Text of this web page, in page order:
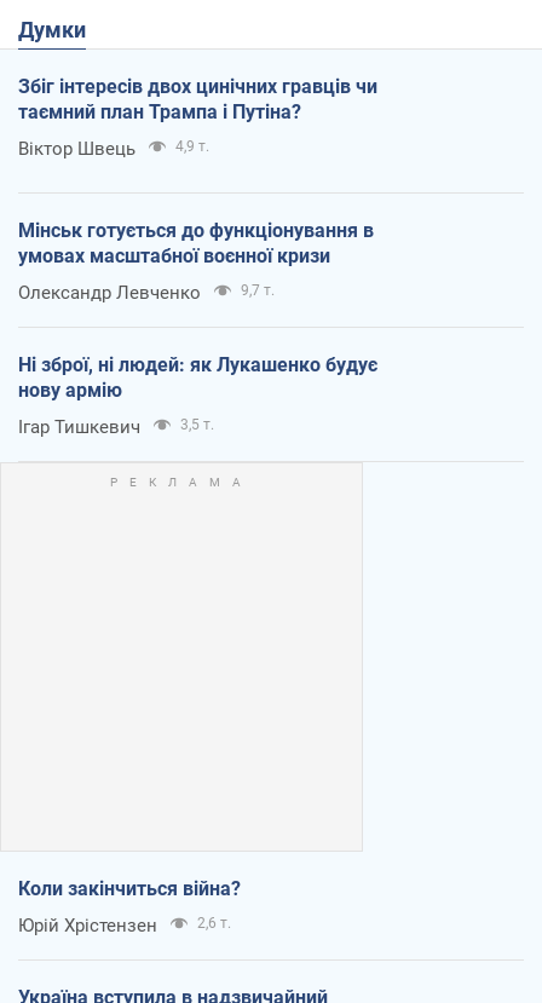
Думки
Збіг інтересів двох цинічних гравців чи
таємний план Трампа і Путіна?
Віктор Швець 4,9 т.
Мінськ готується до функціонування в
умовах масштабної воєнної кризи
Олександр Левченко 9,7 т.
Ні зброї, ні людей: як Лукашенко будує
нову армію
Ігар Тишкевич 3,5 т.
Коли закінчиться війна?
Юрій Хрістензен 2,6 т.
Україна вступила в надзвичайний